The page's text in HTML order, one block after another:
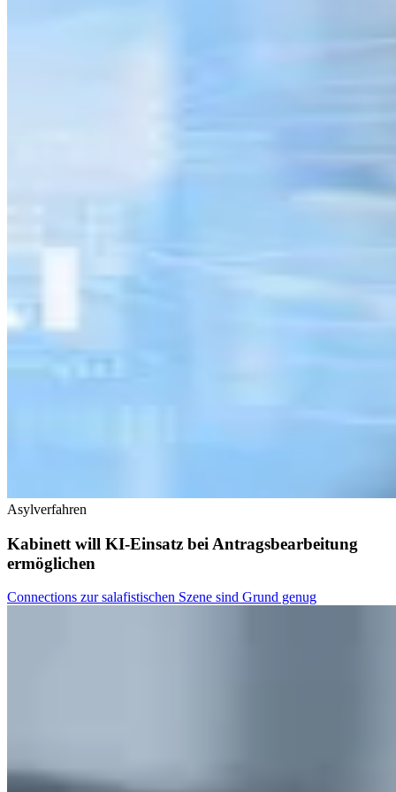
Asylverfahren
Kabinett will KI-Einsatz bei Antragsbearbeitung
ermöglichen
Connections zur salafistischen Szene sind Grund genug